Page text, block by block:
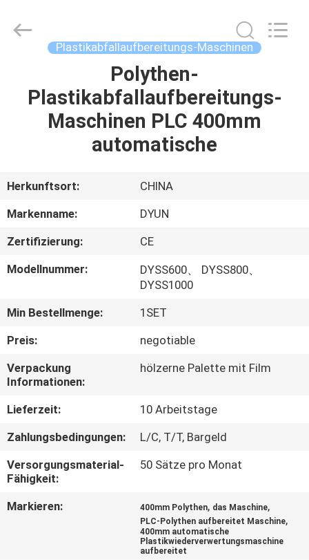
PRODUKTE
UNS
AUSFLUG
TRETEN
SIE
MIT
UNS
IN
VERBINDUNG
NACHRICHTEN
TECHNOLOGY
CO.,LTD.
Plastikabfallaufbereitungs-Maschinen
Polythen-
Plastikabfallaufbereitungs-
Maschinen PLC 400mm
automatische
Herkunftsort:
CHINA
Markenname:
DYUN
Zertifizierung:
CE
Modellnummer:
DYSS600、 DYSS800、
DYSS1000
Min Bestellmenge:
1SET
Preis:
negotiable
Verpackung
Informationen:
hölzerne Palette mit Film
Lieferzeit:
10 Arbeitstage
Zahlungsbedingungen:
L/C, T/T, Bargeld
Versorgungsmaterial-
Fähigkeit:
50 Sätze pro Monat
Markieren: 400mm Polythen, das Maschine,
PLC-Polythen aufbereitet Maschine,
400mm automatische
Plastikwiederverwertungsmaschine
aufbereitet